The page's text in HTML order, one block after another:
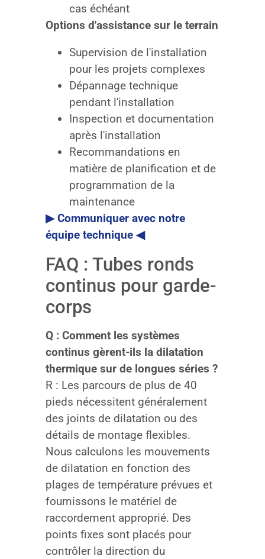
cas échéant
Options d'assistance sur le terrain
Supervision de l'installation
pour les projets complexes
Dépannage technique
pendant l'installation
Inspection et documentation
après l'installation
Recommandations en
matière de planification et de
programmation de la
maintenance
▶ Communiquer avec notre
équipe technique ◀
FAQ : Tubes ronds
continus pour garde-
corps
Q : Comment les systèmes
continus gèrent-ils la dilatation
thermique sur de longues séries ?
R : Les parcours de plus de 40
pieds nécessitent généralement
des joints de dilatation ou des
détails de montage flexibles.
Nous calculons les mouvements
de dilatation en fonction des
plages de température prévues et
fournissons le matériel de
raccordement approprié. Des
points fixes sont placés pour
contrôler la direction du